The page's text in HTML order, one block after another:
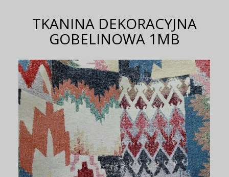
TKANINA DEKORACYJNA
GOBELINOWA 1MB